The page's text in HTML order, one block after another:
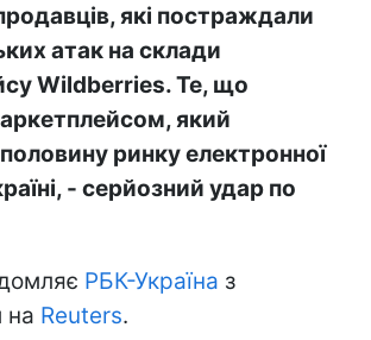
які постраждали
атак на склади
Wildberries. Те, що
який
ринку електронної
- серйозний удар по
РБК-Україна з
на Reuters.